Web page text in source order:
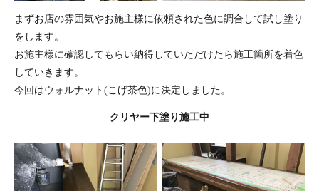
まずお店の雰囲気やお施主様に依頼された色に調合して試し塗り
をします。
お施主様に確認してもらい納得していただけたら施工箇所を着色
していきます。
今回はウォルナット(こげ茶色)に決定しました。
クリヤー下塗り施工中